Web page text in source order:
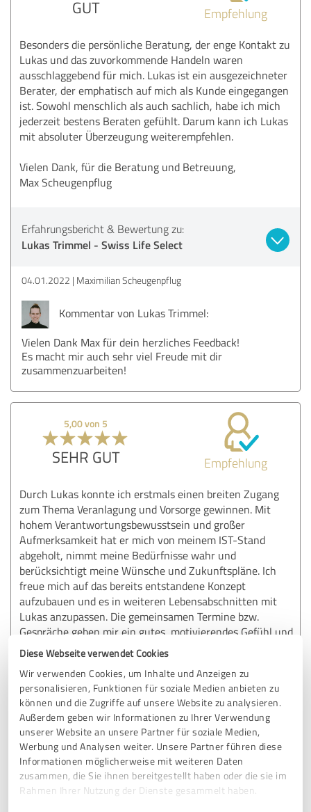
Diese Webseite verwendet Cookies
Wir verwenden Cookies, um Inhalte und Anzeigen zu
personalisieren, Funktionen für soziale Medien anbieten zu
können und die Zugriffe auf unsere Website zu analysieren.
Außerdem geben wir Informationen zu Ihrer Verwendung
unserer Website an unsere Partner für soziale Medien,
Werbung und Analysen weiter. Unsere Partner führen diese
Informationen möglicherweise mit weiteren Daten
zusammen, die Sie ihnen bereitgestellt haben oder die sie im
Rahmen Ihrer Nutzung der Dienste gesammelt haben.
GUT Empfehlung
Besonders die persönliche Beratung, der enge Kontakt zu
Lukas und das zuvorkommende Handeln waren
ausschlaggebend für mich. Lukas ist ein ausgezeichneter
Berater, der emphatisch auf mich als Kunde eingegangen
ist. Sowohl menschlich als auch sachlich, habe ich mich
jederzeit bestens Beraten gefühlt. Darum kann ich Lukas
mit absoluter Überzeugung weiterempfehlen.
Vielen Dank, für die Beratung und Betreuung,
Max Scheugenpflug
Erfahrungsbericht & Bewertung zu:
Lukas Trimmel - Swiss Life Select
04.01.2022 Maximilian Scheugenpflug
Kommentar von Lukas Trimmel:
Vielen Dank Max für dein herzliches Feedback!
Es macht mir auch sehr viel Freude mit dir
zusammenzuarbeiten!
5,00 von 5
SEHR GUT Empfehlung
Durch Lukas konnte ich erstmals einen breiten Zugang
zum Thema Veranlagung und Vorsorge gewinnen. Mit
hohem Verantwortungsbewusstsein und großer
Aufmerksamkeit hat er mich von meinem IST-Stand
abgeholt, nimmt meine Bedürfnisse wahr und
berücksichtigt meine Wünsche und Zukunftspläne. Ich
freue mich auf das bereits entstandene Konzept
aufzubauen und es in weiteren Lebensabschnitten mit
Lukas anzupassen. Die gemeinsamen Termine bzw.
Gespräche geben mir ein gutes, motivierendes Gefühl und
vorallem Sicherheit in Hinblick auf meine Zukunft!
Herzlichste Weiterempfehlung!!
Erfahrungsbericht & Bewertung zu:
Lukas Trimmel - Swiss Life Select
30.11.2021 Viktoria
Kommentar von Lukas Trimmel: